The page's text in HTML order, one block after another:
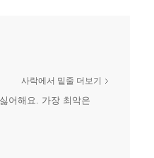
어해요. 가장 최악은
사락에서 밑줄 더보기